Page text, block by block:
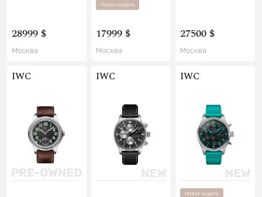
28999 $
Москва
Новая модель
17999 $
Москва
27500 $
Москва
IWC IWC IWC
Новая модель